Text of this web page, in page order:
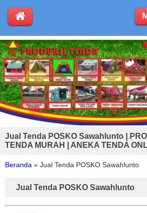
Jual Tenda POSKO Sawahlunto |
TENDA MURAH | ANEKA TENDA
Beranda » Jual Tenda POSKO Sawahlunto
Jual Tenda POSKO Sawahlunto